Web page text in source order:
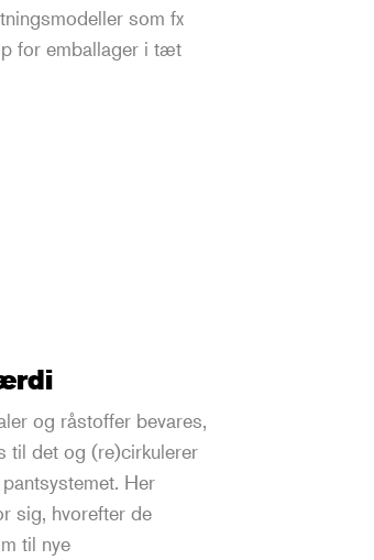
som fx
for emballager i tæt
og råstoffer bevares,
til det og (re)cirkulerer
Her
sig, hvorefter de
til nye